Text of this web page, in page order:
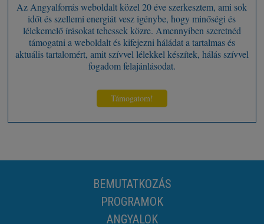
Az Angyalforrás weboldalt közel 20 éve szerkesztem, ami sok
időt és szellemi energiát vesz igénybe, hogy minőségi és
lélekemelő írásokat tehessek közre. Amennyiben szeretnéd
támogatni a weboldalt és kifejezni háládat a tartalmas és
aktuális tartalomért, amit szívvel lélekkel készítek, hálás szívvel
fogadom felajánlásodat.
Támogatom!
BEMUTATKOZÁS
PROGRAMOK
ANGYALOK